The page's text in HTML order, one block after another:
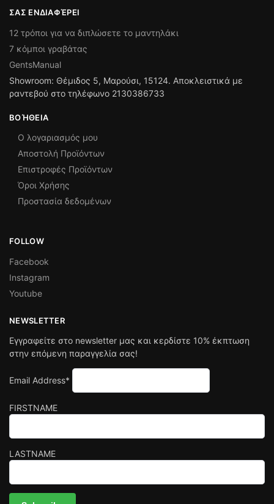
ΣΑΣ ΕΝΔΙΑΦΈΡΕΙ
12 τρόποι για να διπλώσετε το μαντηλάκι
7 κόμποι γραβάτας
GentsManual
Showroom: Θέμιδος 5, Μαρούσι, 15124. Αποκλειστικά με
ραντεβού στο τηλέφωνο 2130386733
ΒΟΉΘΕΙΑ
Ο λογαριασμός μου
Αποστολή Προϊόντων
Επιστροφές Προϊόντων
Όροι Χρήσης
Προστασία δεδομένων
FOLLOW
Facebook
Instagram
Youtube
NEWSLETTER
Εγγραφείτε στο newsletter μας και κερδίστε 10% έκπτωση
στην επόμενη παραγγελία σας!
Email Address*
FIRSTNAME
LASTNAME